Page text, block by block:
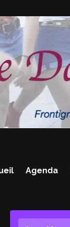
Agenda